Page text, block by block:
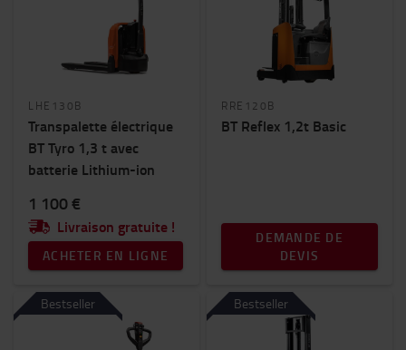
LHE130B
Transpalette électrique
BT Tyro 1,3 t avec
batterie Lithium-ion
1 100 €
Livraison gratuite !
ACHETER EN LIGNE
RRE120B
BT Reflex 1,2t Basic
DEMANDE DE
DEVIS
Bestseller Bestseller